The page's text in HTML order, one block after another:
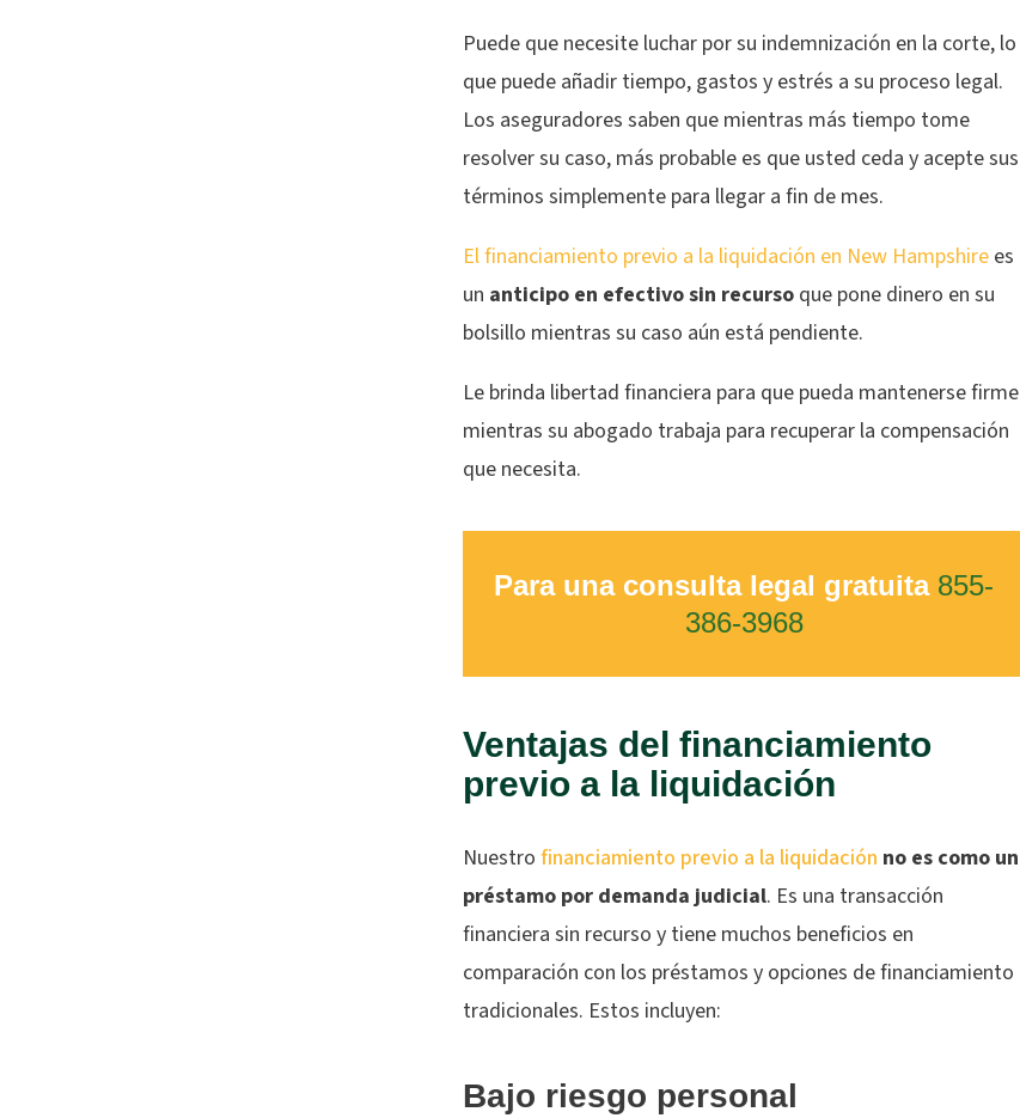
Puede que necesite luchar por su indemnización en la corte, lo
que puede añadir tiempo, gastos y estrés a su proceso legal.
Los aseguradores saben que mientras más tiempo tome
resolver su caso, más probable es que usted ceda y acepte sus
términos simplemente para llegar a fin de mes.
El financiamiento previo a la liquidación en New Hampshire es
un anticipo en efectivo sin recurso que pone dinero en su
bolsillo mientras su caso aún está pendiente.
Le brinda libertad financiera para que pueda mantenerse firme
mientras su abogado trabaja para recuperar la compensación
que necesita.
Para una consulta legal gratuita 855-
386-3968
Ventajas del financiamiento
previo a la liquidación
Nuestro financiamiento previo a la liquidación no es como un
préstamo por demanda judicial. Es una transacción
financiera sin recurso y tiene muchos beneficios en
comparación con los préstamos y opciones de financiamiento
tradicionales. Estos incluyen:
Bajo riesgo personal